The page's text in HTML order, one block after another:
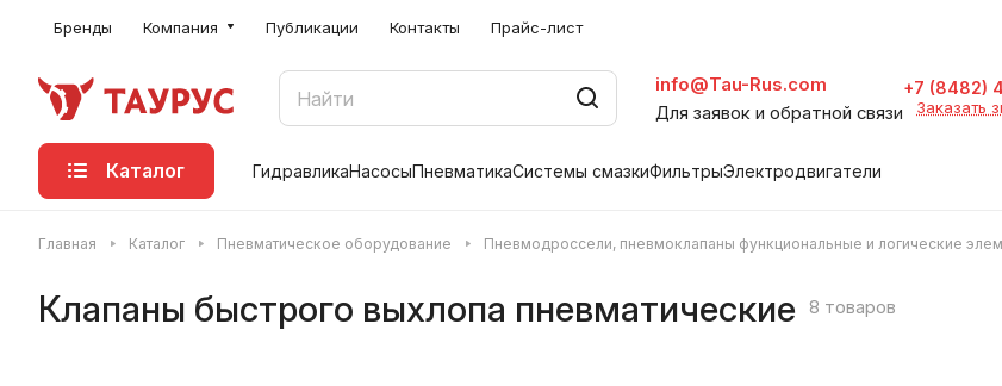
Бренды Компания Публикации Контакты Прайс-лист
info@Tau-Rus.com
Для заявок и обратной связи
+7 (8482)
Заказать
Каталог ГидравликаНасосыПневматикаСистемы смазкиФильтрыЭлектродвигатели
Главная Каталог Пневматическое оборудование Пневмодроссели, пневмоклапаны функциональные и логические
Клапаны быстрого выхлопа пневматические 8 товаров